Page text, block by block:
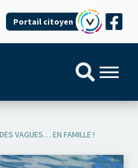
Portail citoyen
VAGUES… EN FAMILLE !